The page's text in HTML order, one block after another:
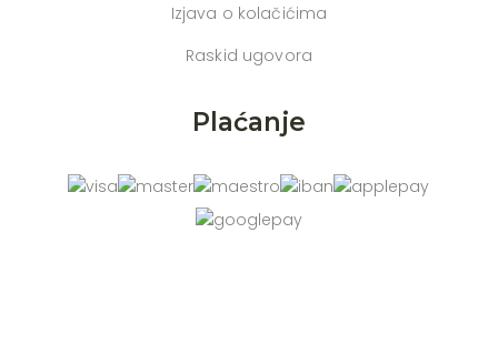
Izjava o kolačićima
Raskid ugovora
Plaćanje